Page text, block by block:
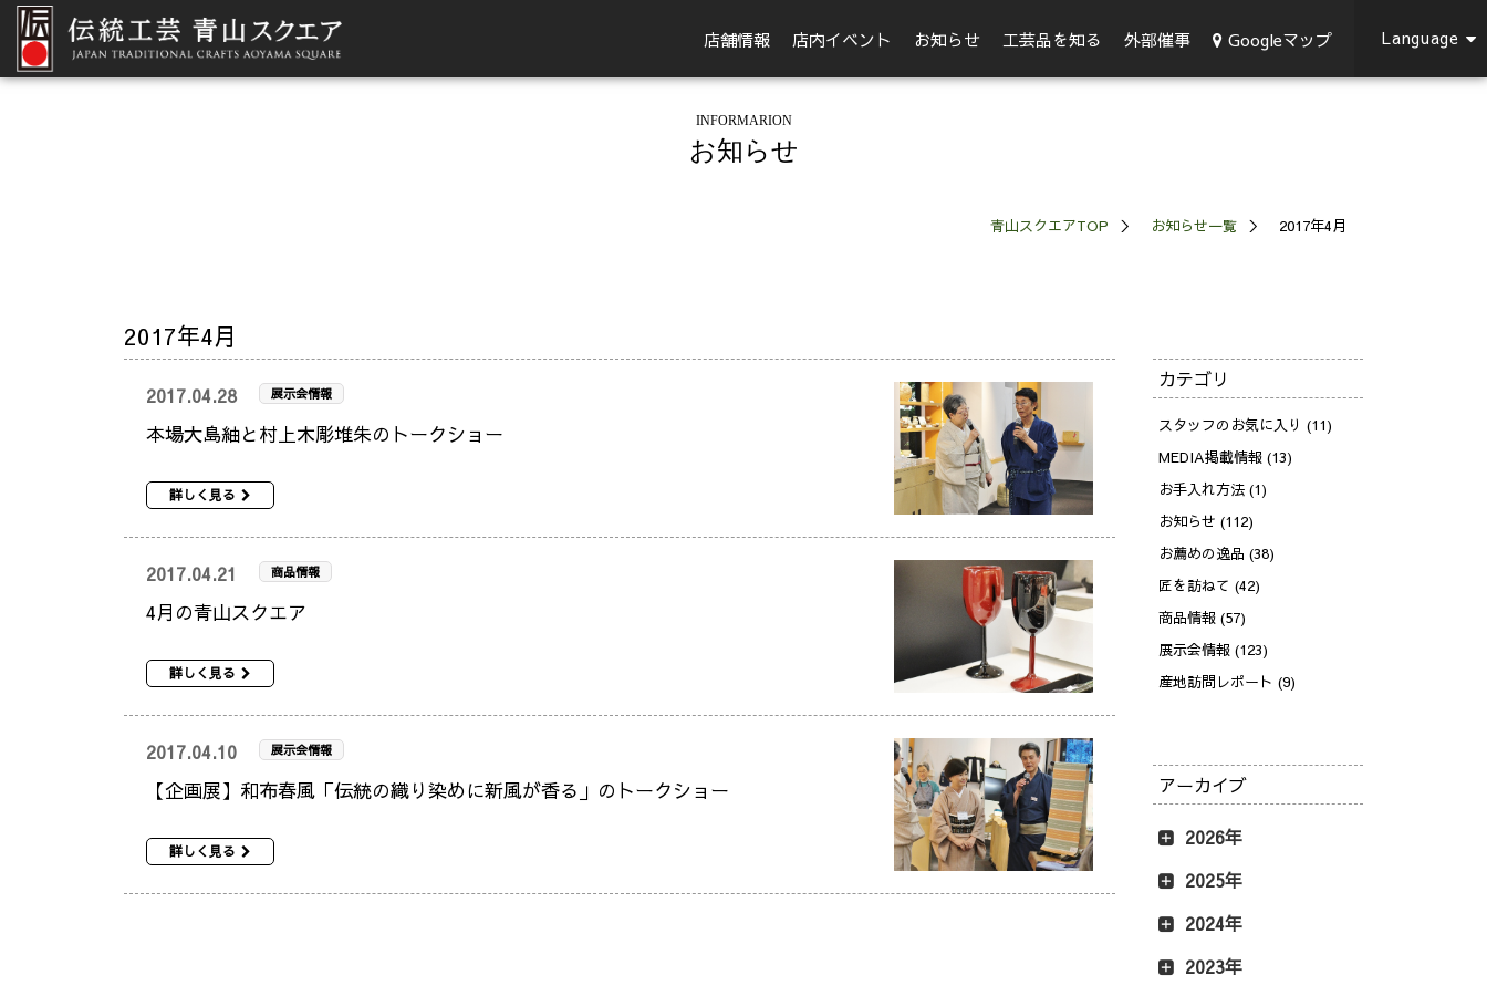
店舗情報 店内イベント お知らせ 工芸品を知る 外部催事 Googleマップ Language
INFORMARION
お知らせ
青山スクエアTOP お知らせ一覧 2017年4月
2017年4月
2017.04.28 展示会情報
本場大島紬と村上木彫堆朱のトークショー
詳しく見る
2017.04.21 商品情報
4月の青山スクエア
詳しく見る
2017.04.10 展示会情報
【企画展】和布春風「伝統の織り染めに新風が香る」のトークショー
詳しく見る
カテゴリ
スタッフのお気に入り (11)
MEDIA掲載情報 (13)
お手入れ方法 (1)
お知らせ (112)
お薦めの逸品 (38)
匠を訪ねて (42)
商品情報 (57)
展示会情報 (123)
産地訪問レポート (9)
アーカイブ
2026年
2025年
2024年
2023年